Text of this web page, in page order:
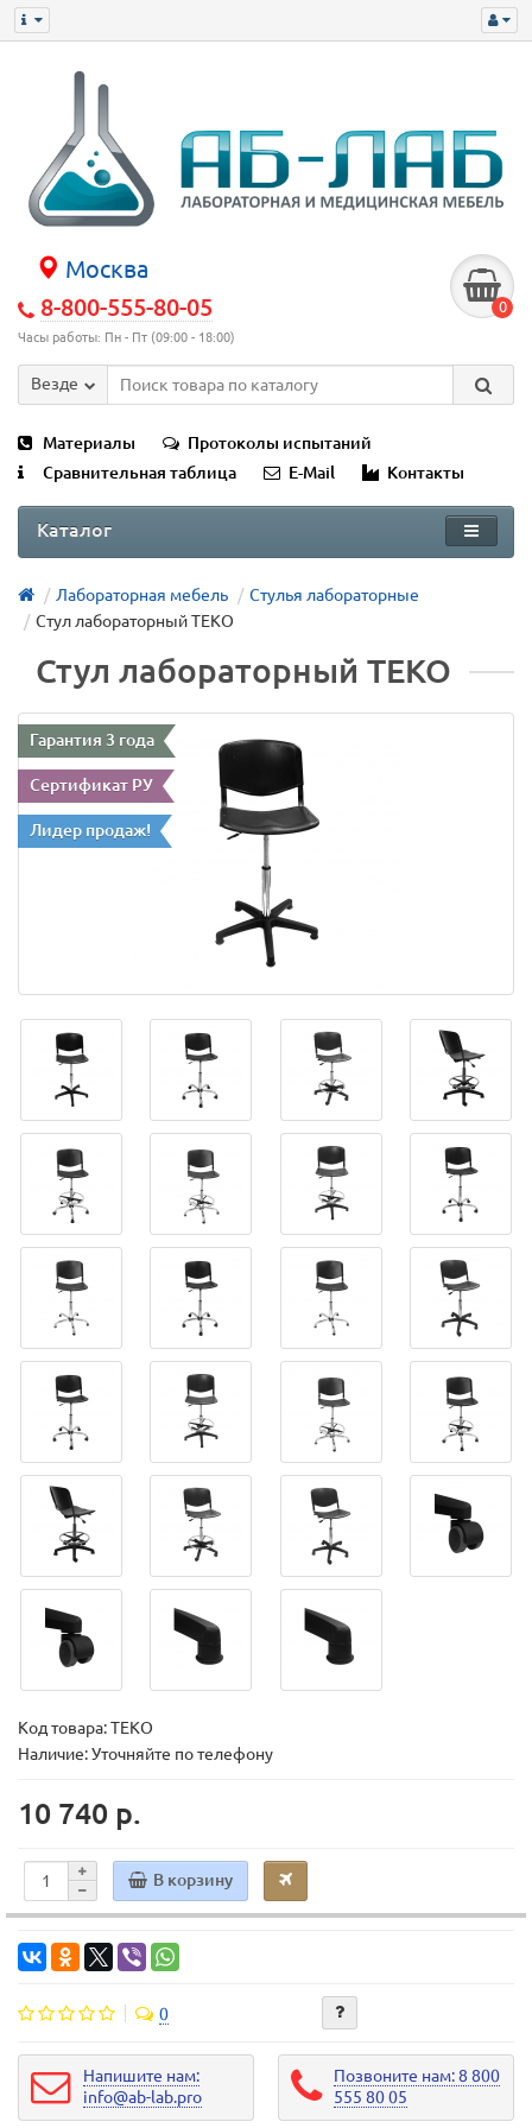
Москва
8-800-555-80-05
Часы работы: Пн - Пт (09:00 - 18:00)
0
Везде
Материалы
Протоколы испытаний
Сравнительная таблица
E-Mail Контакты
Каталог
Лабораторная мебель
Стулья лабораторные
Стул лабораторный ТЕКО
Стул лабораторный ТЕКО
Гарантия 3 года
Сертификат РУ
Лидер продаж!
Код товара:ТЕКО
Наличие: Уточняйте по телефону
10 740 р.
В корзину
0
Напишите нам:
info@ab-lab.pro
Позвоните нам: 8 800
555 80 05